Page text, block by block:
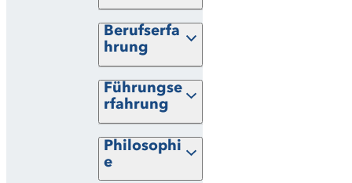
Berufserfa
hrung
Führungse
rfahrung
Philosophi
e